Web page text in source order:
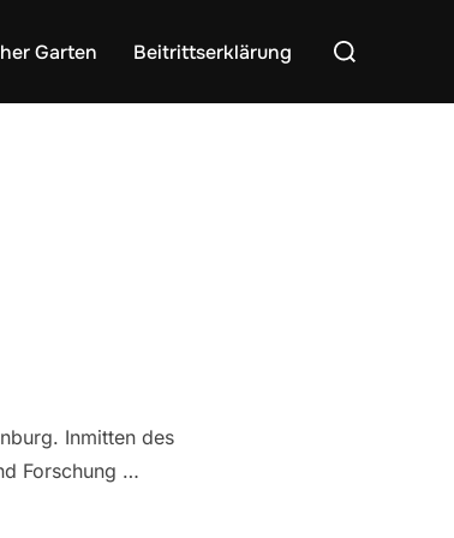
Garten Beitrittserklärung
Suchen
Inmitten des
Forschung …